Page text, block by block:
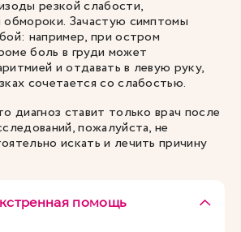
резкой слабости,
обмороки. Зачастую симптомы
например, при остром
боль в груди может
и отдавать в левую руку,
сочетается со слабостью.
диагноз ставит только врач после
пожалуйста, не
искать и лечить причину
помощь